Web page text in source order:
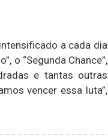
a cada dia
o “Segunda Chance”,
e tantas outras
vencer essa luta”,